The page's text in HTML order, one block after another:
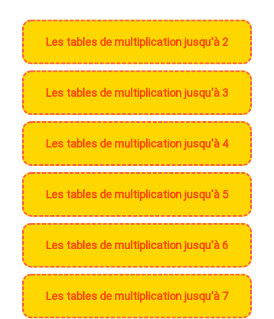
Les tables de multiplication jusqu'à 2
Les tables de multiplication jusqu'à 3
Les tables de multiplication jusqu'à 4
Les tables de multiplication jusqu'à 5
Les tables de multiplication jusqu'à 6
Les tables de multiplication jusqu'à 7